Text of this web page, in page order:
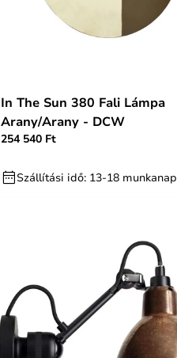
In The Sun 380 Fali Lámpa
Arany/Arany - DCW
254 540 Ft
Szállítási idő: 13-18 munkanap